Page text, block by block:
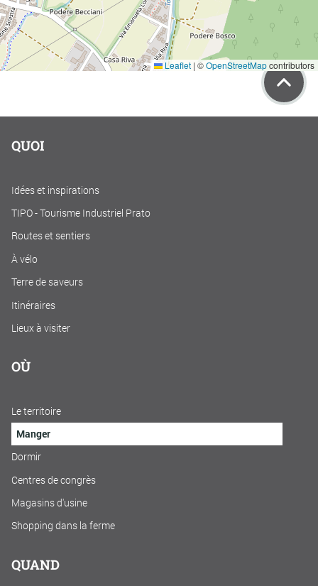
Leaflet | ©OpenStreetMapcontributors
QUOI
Idées et inspirations
TIPO - Tourisme Industriel Prato
Routes et sentiers
À vélo
Terre de saveurs
Itinéraires
Lieux à visiter
OÙ
Le territoire
Manger
Dormir
Centres de congrès
Magasins d'usine
Shopping dans la ferme
QUAND